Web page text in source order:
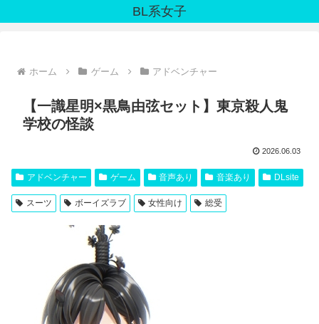
BL系女子
ホーム ゲーム アドベンチャー
【一識星明×黒鳥由弦セット】東京殺人鬼
学校の怪談
2026.06.03
アドベンチャー ゲーム 音声あり 音楽あり DLsite
スーツ ボーイズラブ 女性向け 総受